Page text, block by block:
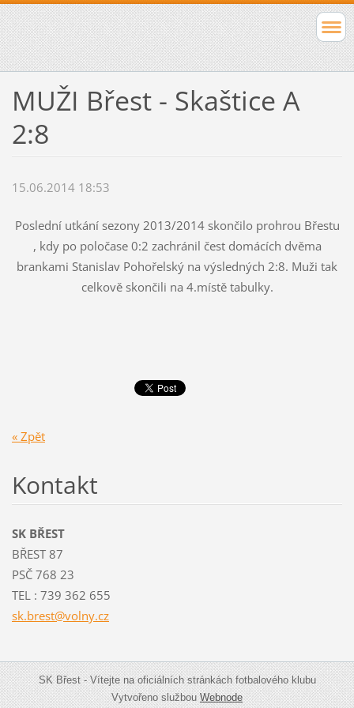
MUŽI Břest - Skaštice A
2:8
15.06.2014 18:53
Poslední utkání sezony 2013/2014 skončilo prohrou Břestu
, kdy po poločase 0:2 zachránil čest domácích dvěma
brankami Stanislav Pohořelský na výsledných 2:8. Muži tak
celkově skončili na 4.místě tabulky.
« Zpět
Kontakt
SK BŘEST
BŘEST 87
PSČ 768 23
TEL : 739 362 655
sk.brest@volny.cz
SK Břest - Vítejte na oficiálních stránkách fotbalového klubu
Vytvořeno službouWebnode